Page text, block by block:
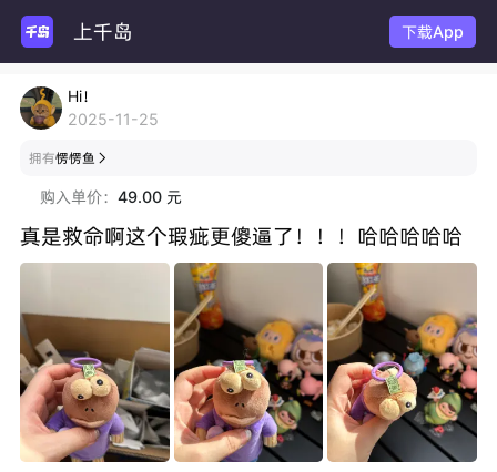
上千岛 下载App
Hi！
2025-11-25
拥有愣愣鱼 
购入单价： 49.00 元
真是救命啊这个瑕疵更傻逼了！！！哈哈哈哈哈